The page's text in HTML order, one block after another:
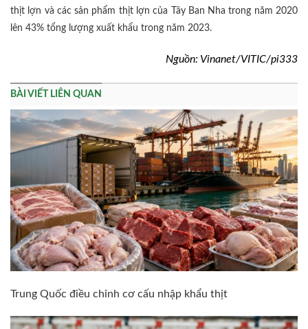
thịt lợn và các sản phẩm thịt lợn của Tây Ban Nha trong năm 2020
lên 43% tổng lượng xuất khẩu trong năm 2023.
Nguồn: Vinanet/VITIC/pi333
BÀI VIẾT LIÊN QUAN
Trung Quốc điều chỉnh cơ cấu nhập khẩu thịt